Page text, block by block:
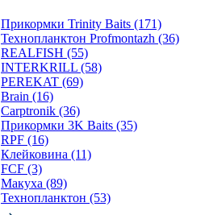
Прикормки Trinity Baits (171)
Технопланктон Profmontazh (36)
REALFISH (55)
INTERKRILL (58)
PEREKAT (69)
Brain (16)
Carptronik (36)
Прикормки 3K Baits (35)
RPF (16)
Клейковина (11)
FCF (3)
Макуха (89)
Технопланктон (53)